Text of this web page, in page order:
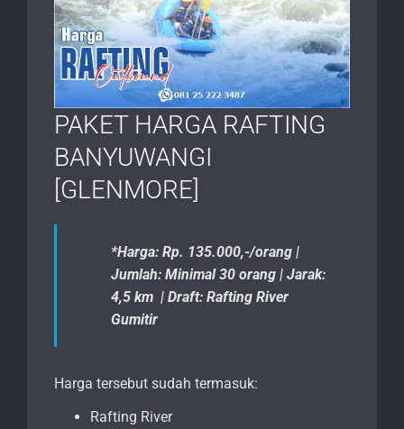
PAKET HARGA RAFTING
BANYUWANGI
[GLENMORE]
*Harga: Rp. 135.000,-/orang |
Jumlah: Minimal 30 orang | Jarak:
4,5 km | Draft: Rafting River
Gumitir
Harga tersebut sudah termasuk:
Rafting River